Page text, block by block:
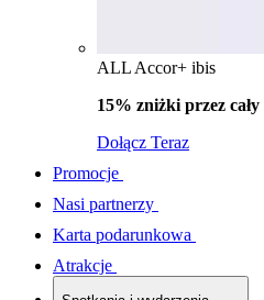
ALL Accor+ ibis
15% zniżki przez
Dołącz Teraz
Promocje
Nasi partnerzy
Karta podarunkowa
Atrakcje